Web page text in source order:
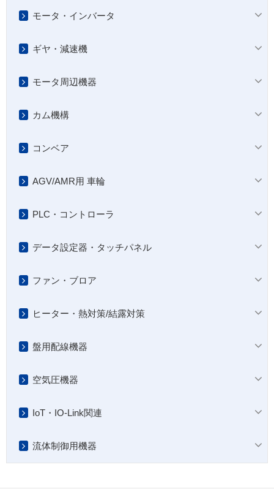
モータ・インバータ
ギヤ・減速機
モータ周辺機器
カム機構
コンベア
AGV/AMR用 車輪
PLC・コントローラ
データ設定器・タッチパネル
ファン・ブロア
ヒーター・熱対策/結露対策
盤用配線機器
空気圧機器
IoT・IO-Link関連
流体制御用機器